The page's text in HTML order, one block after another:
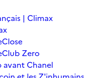
| Climax
Close
Club Zero
avant Chanel